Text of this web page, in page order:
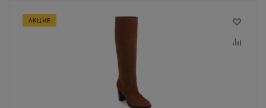
АКЦИЯ